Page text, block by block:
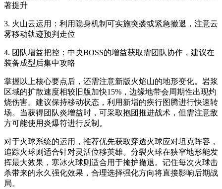
著提升
3. 火山云运用：利用隐身机制可实施突袭或紧急撤退，注意云
雾移动轨迹预判走位
4. 团队增益把控：中央BOSS的增益获取需团队协作，建议在
装备成型后集中攻略
掌握以上核心要点后，还需注意新版火焰山的地形变化。岩浆
区域的扩散速度相较旧版加快15%，边缘地带会周期性出现灼
烧伤害。建议保持移动状态，利用新增的疾行图腾进行快速转
场。当获得团队炎增益时，可采取抱团推进战术，但需注意敌
方可能使用炎爆符进行反制。
对于火球系统的运用，推荐优先获取穿透火球应对坦克阵容，
追踪火球则适合针对灵活位移英雄。分裂火球在狭窄地形能发
挥最大效果，寒冰火球则适合用于掩护撤退。记住每次火球击
杀带来的永久强化效果，合理选择强化方向将直接影响后期战
局。